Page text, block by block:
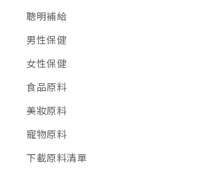
聰明補給
男性保健
女性保健
食品原料
美妝原料
寵物原料
下載原料清單